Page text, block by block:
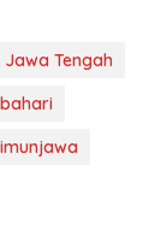
Tengah